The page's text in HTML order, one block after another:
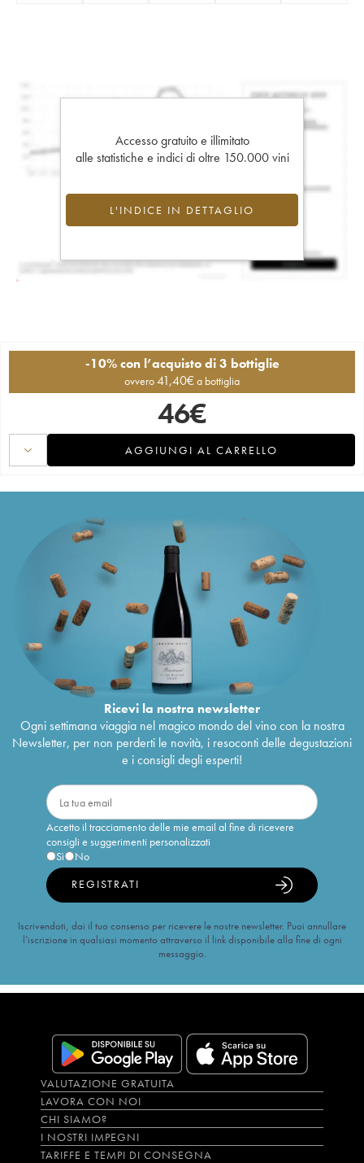
Accesso gratuito e illimitato
alle statistiche e indici di oltre 150.000 vini
L'INDICE IN DETTAGLIO
-10% con l’acquisto di 3 bottiglie
ovvero41,40€a bottiglia
46€
AGGIUNGI AL CARRELLO
Ricevi la nostra newsletter
Ogni settimana viaggia nel magico mondo del vino con la nostra
Newsletter, per non perderti le novità, i resoconti delle degustazioni
e i consigli degli esperti!
Accetto il tracciamento delle mie email al fine di ricevere
consigli e suggerimenti personalizzati
Sì
No
REGISTRATI
Iscrivendoti, dai il tuo consenso per ricevere le nostre newsletter. Puoi annullare
l’iscrizione in qualsiasi momento attraverso il link disponibile alla fine di ogni
messaggio.
VALUTAZIONE GRATUITA
LAVORA CON NOI
CHI SIAMO?
I NOSTRI IMPEGNI
TARIFFE E TEMPI DI CONSEGNA